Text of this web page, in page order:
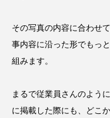
その写真の内容に合わせ
事内容に沿った形でもっ
組みます。
まるで従業員さんのよう
に掲載した際にも、どこ